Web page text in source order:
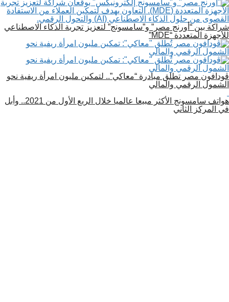
شراكة بين “أورنج مصر” و”سامسونج” لتعزيز تجربة الذكاء الاصطناعي
للأجهزة المتعددة “MDE”
ڤودافون مصر تطلق مبادرة “معاكي”.. لتمكين مليون امرأة ريفية نحو
الشمول الرقمي والمالي
هواتف سامسونج الأكثر مبيعا عالميا خلال الربع الأول من 2021.. وأبل
في المركز الثاني